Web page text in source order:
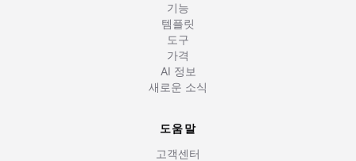
기능
템플릿
도구
가격
AI 정보
새로운 소식
도움말
고객센터